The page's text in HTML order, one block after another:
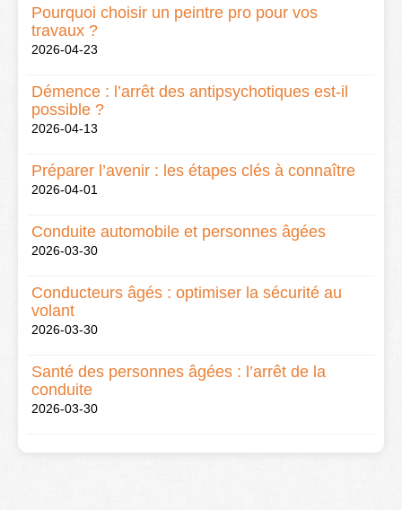
Pourquoi choisir un peintre pro pour vos
travaux ?
2026-04-23
Démence : l’arrêt des antipsychotiques est-il
possible ?
2026-04-13
Préparer l’avenir : les étapes clés à connaître
2026-04-01
Conduite automobile et personnes âgées
2026-03-30
Conducteurs âgés : optimiser la sécurité au
volant
2026-03-30
Santé des personnes âgées : l’arrêt de la
conduite
2026-03-30